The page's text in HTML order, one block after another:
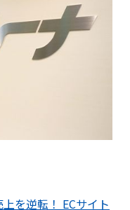
を逆転！ ECサイト